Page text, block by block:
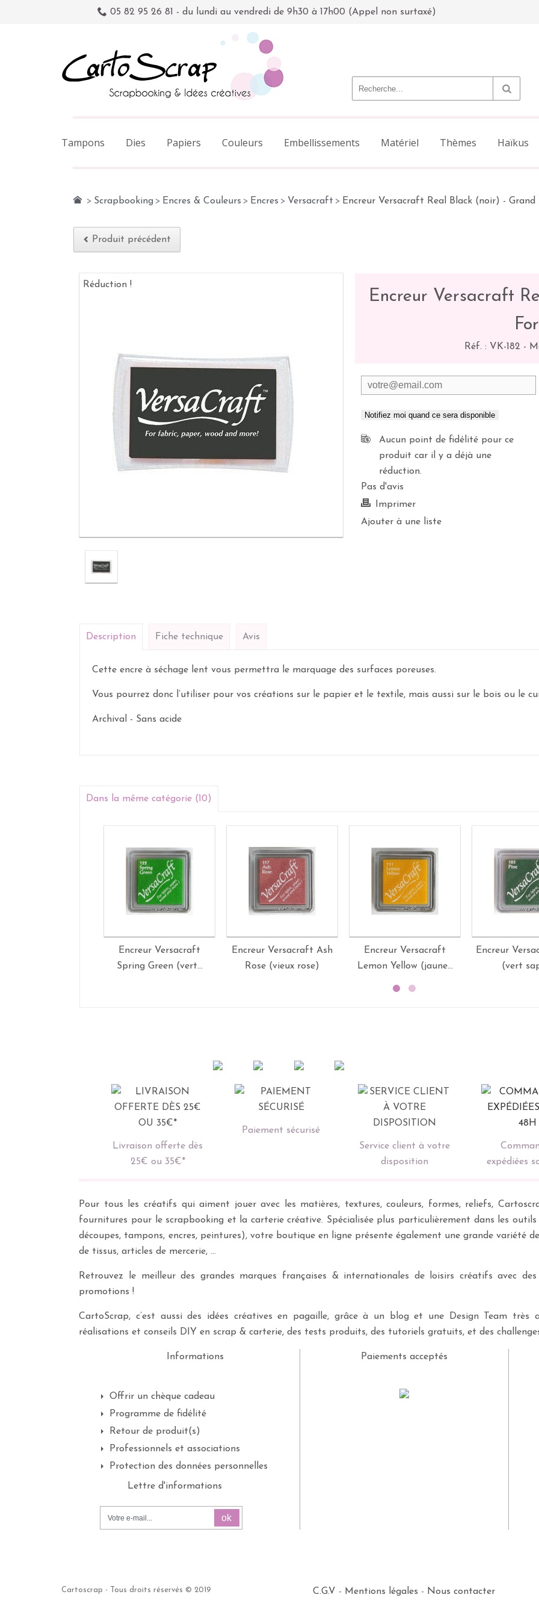
05 82 95 26 81 - du lundi au vendredi de 9h30 à 17h00 (Appel non surtaxé)
Tampons Dies Papiers Couleurs Embellissements Matériel Thèmes Haïkus
> Scrapbooking > Encres & Couleurs > Encres > Versacraft > Encreur Versacraft Real Black (noir) -
Produit précédent
Réduction !
Encreur Versacraft
Réf. : VK-182 -
Notifiez moi quand ce sera disponible
Aucun point de fidélité pour ce
produit car il y a déjà une
réduction.
Pas d'avis
Imprimer
Ajouter à une liste
Description Fiche technique Avis
Cette encre à séchage lent vous permettra le marquage des surfaces poreuses.
Vous pourrez donc l’utiliser pour vos créations sur le papier et le textile, mais aussi sur le bois ou le
Archival - Sans acide
Dans la même catégorie (10)
Encreur Versacraft
Spring Green (vert...
Encreur Versacraft Ash
Rose (vieux rose)
Encreur Versacraft
Lemon Yellow (jaune...
Encreur
(vert
Livraison offerte dès
25€ ou 35€*
Paiement sécurisé
Service client à votre
disposition
expédiées
Pour tous les créatifs qui aiment jouer avec les matières, textures, couleurs, formes, reliefs,
fournitures pour le scrapbooking et la carterie créative. Spécialisée plus particulièrement dans les
découpes, tampons, encres, peintures), votre boutique en ligne présente également une grande variété
de tissus, articles de mercerie, …
Retrouvez le meilleur des grandes marques françaises & internationales de loisirs créatifs avec
promotions !
CartoScrap, c’est aussi des idées créatives en pagaille, grâce à un blog et une Design Team très
réalisations et conseils DIY en scrap & carterie, des tests produits, des tutoriels gratuits, et des
Informations
Offrir un chèque cadeau
Programme de fidélité
Retour de produit(s)
Professionnels et associations
Protection des données personnelles
Paiements acceptés
Lettre d'informations
ok
Cartoscrap - Tous droits réservés © 2019 C.G.V - Mentions légales - Nous contacter